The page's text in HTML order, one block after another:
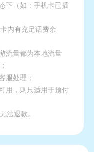
下（如：手机卡已插
内有充足话费余
流量都为本地流量
服处理；
用，则只适用于预付
法退款。